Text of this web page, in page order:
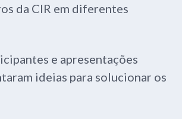
da CIR em diferentes
e apresentações
ideias para solucionar os